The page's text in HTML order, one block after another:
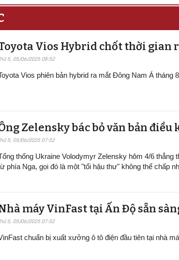
Vios Hybrid chốt thời gian
5, 05/06/2025 08:52
Vios phiên bản hybrid ra mắt Đông Nam Á tháng
Zelensky bác bỏ văn bản điều
5, 05/06/2025 07:52
thống Ukraine Volodymyr Zelensky hôm 4/6
phía Nga, gọi đó là một "tối hậu thư" không thể chấp
máy VinFast tại Ấn Độ sẵn
5, 05/06/2025 07:52
chuẩn bị xuất xưởng ô tô điện đầu tiên tại nhà